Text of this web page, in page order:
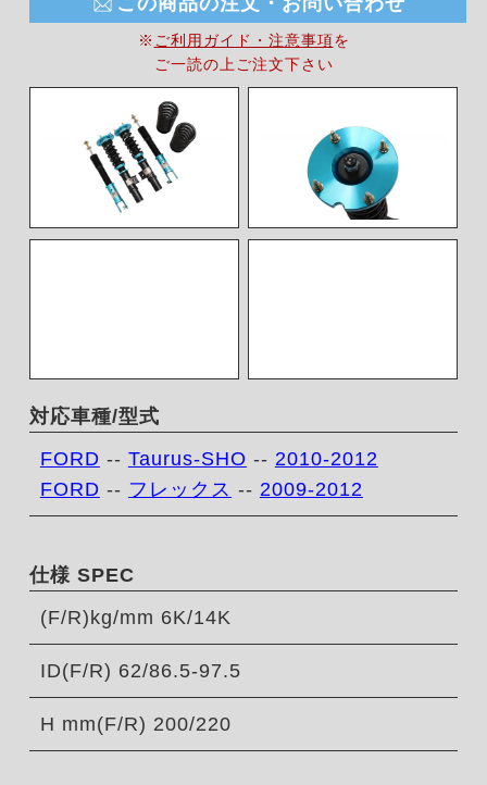
※ ご利用ガイド・注意事項を
ご一読の上ご注文下さい
対応車種/型式
FORD -- Taurus-SHO -- 2010-2012
FORD -- フレックス -- 2009-2012
仕様 SPEC
(F/R)kg/mm 6K/14K
ID(F/R) 62/86.5-97.5
H mm(F/R) 200/220